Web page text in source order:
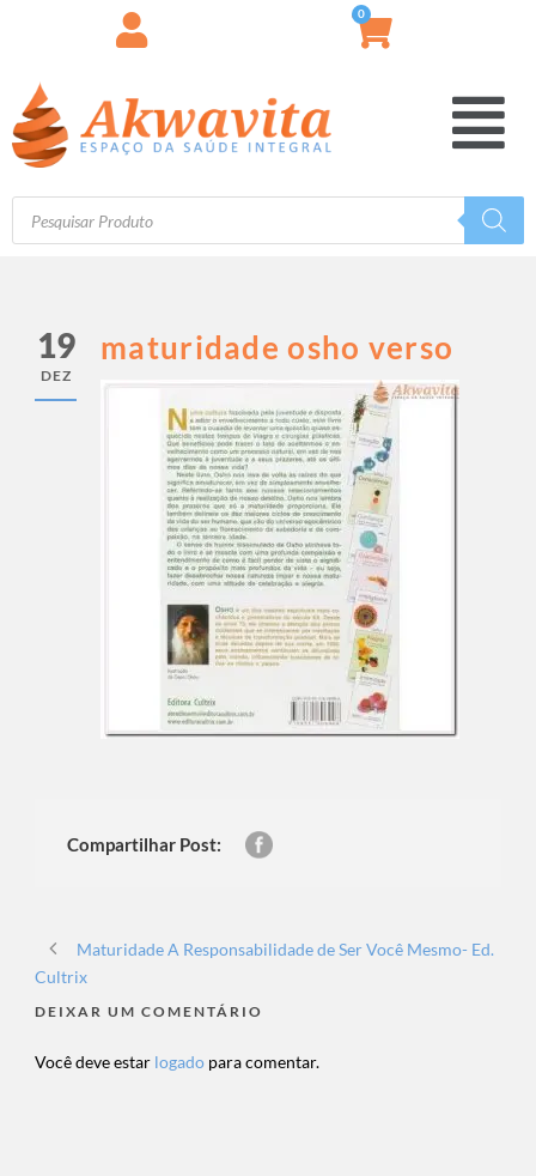
0
19
DEZ
maturidade osho verso
Compartilhar Post:
Maturidade A Responsabilidade de Ser Você Mesmo- Ed.
Cultrix
DEIXAR UM COMENTÁRIO
Você deve estar logado para comentar.